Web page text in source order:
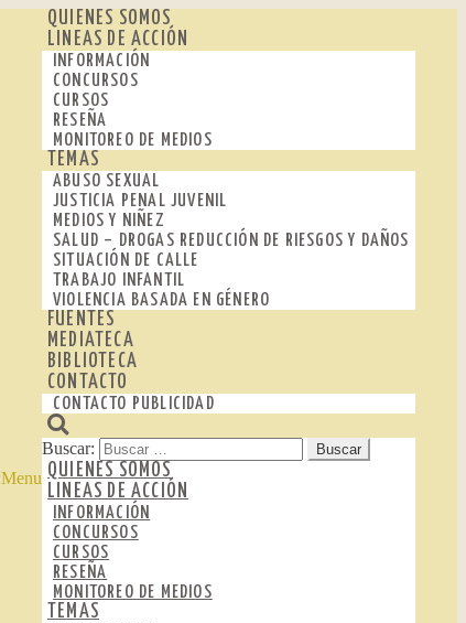
Menu
QUIENES SOMOS
LINEAS DE ACCIÓN
INFORMACIÓN
CONCURSOS
CURSOS
RESEÑA
MONITOREO DE MEDIOS
TEMAS
ABUSO SEXUAL
JUSTICIA PENAL JUVENIL
MEDIOS Y NIÑEZ
SALUD – DROGAS REDUCCIÓN DE RIESGOS Y DAÑOS
SITUACIÓN DE CALLE
TRABAJO INFANTIL
VIOLENCIA BASADA EN GÉNERO
FUENTES
MEDIATECA
BIBLIOTECA
CONTACTO
CONTACTO PUBLICIDAD
Buscar:
QUIENES SOMOS
LINEAS DE ACCIÓN
INFORMACIÓN
CONCURSOS
CURSOS
RESEÑA
MONITOREO DE MEDIOS
TEMAS